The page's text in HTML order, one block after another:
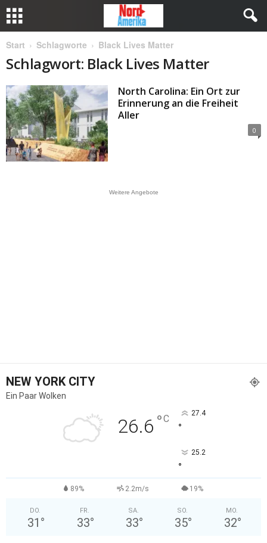
Start Schlagworte Black Lives Matter
Schlagwort: Black Lives Matter
North Carolina: Ein Ort zur
Erinnerung an die Freiheit
Aller
0
Weitere Angebote
NEW YORK CITY
Ein Paar Wolken
26.6 °C 27.4
°
25.2
°
89% 2.2m/s 19%
DO.
31 °
FR.
33°
SA.
33°
SO.
35°
MO.
32°